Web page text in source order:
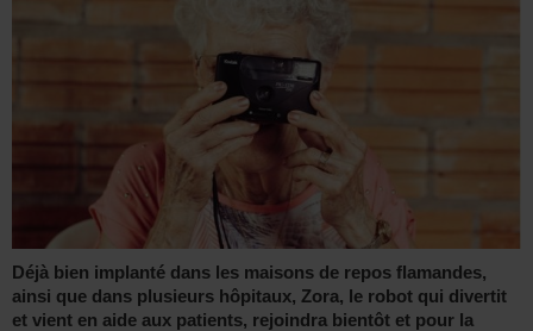
Déjà bien implanté dans les maisons de repos flamandes,
ainsi que dans plusieurs hôpitaux, Zora, le robot qui divertit
et vient en aide aux patients, rejoindra bientôt et pour la